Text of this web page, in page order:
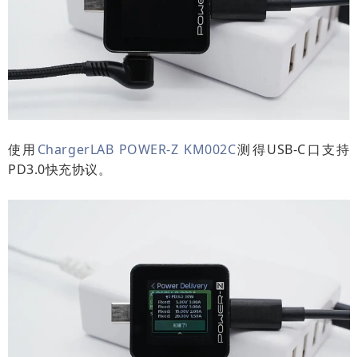
使用 ChargerLAB POWER-Z KM002C测得USB-C口支持
PD3.0快充协议。